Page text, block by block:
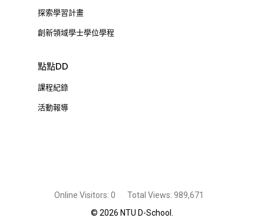
探索學習計畫
創新領域學士學位學程
點點DD
課程紀錄
活動報導
Online Visitors: 0 Total Views: 989,671
© 2026 NTU D-School.